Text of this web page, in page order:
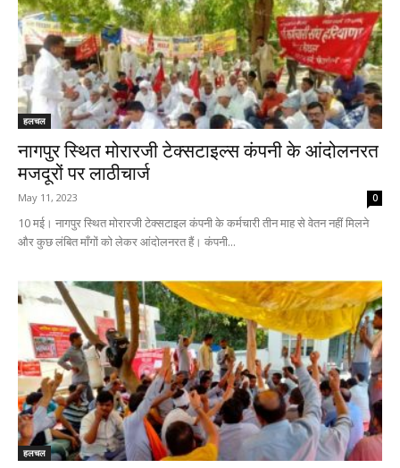
हलचल
नागपुर स्थित मोरारजी टेक्सटाइल्स कंपनी के आंदोलनरत
मजदूरों पर लाठीचार्ज
May 11, 2023 0
10 मई। नागपुर स्थित मोरारजी टेक्सटाइल कंपनी के कर्मचारी तीन माह से वेतन नहीं मिलने
और कुछ लंबित माँगों को लेकर आंदोलनरत हैं। कंपनी...
हलचल